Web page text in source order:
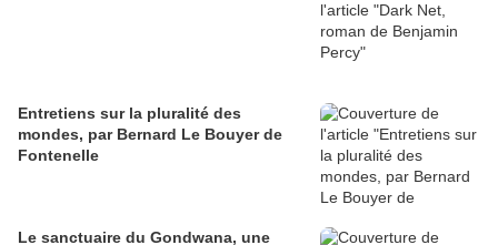
Entretiens sur la pluralité des
mondes, par Bernard Le Bouyer de
Fontenelle
Le sanctuaire du Gondwana, une